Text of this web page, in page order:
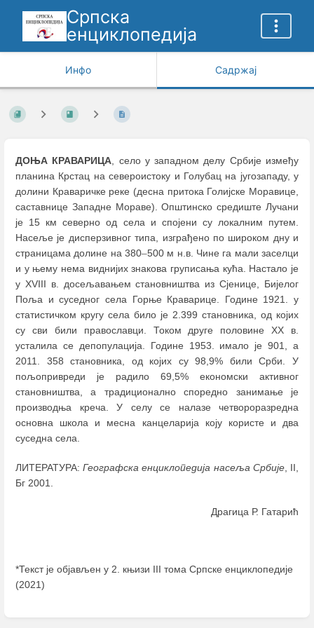
Српска
енциклопедија
Инфо Садржај
ДОЊА КРАВАРИЦА, село у западном делу Србије између
планина Крстац на североистоку и Голубац на југозападу, у
долини Краваричке реке (десна притока Голијске Моравице,
саставнице Западне Мораве). Општинско средиште Лучани
је 15 км северно од села и спојени су локалним путем.
Насеље је дисперзивног типа, изграђено по широком дну и
страницама долине на 380–500 м н.в. Чине га мали заселци
и у њему нема виднијих знакова груписања кућа. Настало је
у XVIII в. досељавањем становништва из Сјенице, Бијелог
Поља и суседног села Горње Краварице. Године 1921. у
статистичком кругу села било је 2.399 становника, од којих
су сви били православци. Током друге половине XX в.
усталила се депопулација. Године 1953. имало је 901, а
2011. 358 становника, од којих су 98,9% били Срби. У
пољопривреди је радило 69,5% економски активног
становништва, а традиционално споредно занимање је
производња креча. У селу се налазе четвороразредна
основна школа и месна канцеларија коју користе и два
суседна села.
ЛИТЕРАТУРА:Географска енциклопедија насеља Србије, II,
Бг 2001.
Драгица Р. Гатарић
*Текст је објављен у 2. књизи III тома Српске енциклопедије
(2021)